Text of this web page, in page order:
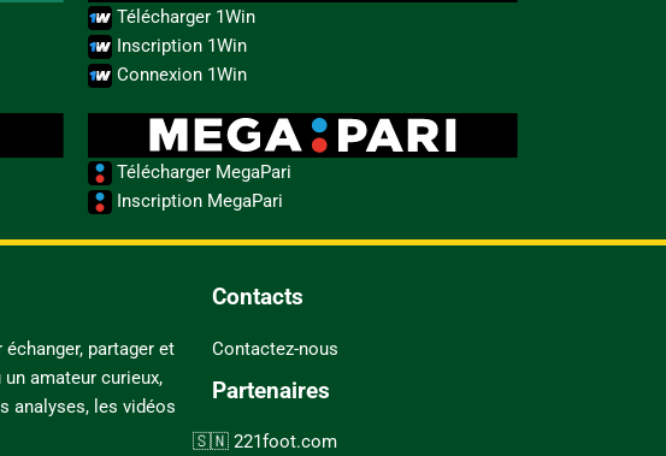
Télécharger 1Win
Inscription 1Win
Connexion 1Win
Télécharger MegaPari
Inscription MegaPari
partager et
amateur curieux,
analyses, les vidéos
Contacts
Contactez-nous
Partenaires
221foot.com